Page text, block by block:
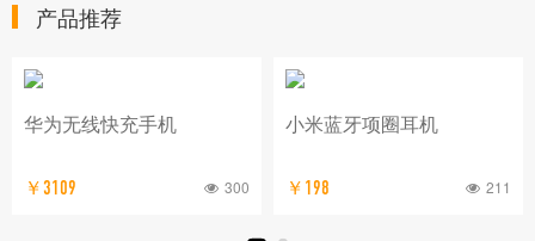
产品推荐
华为无线快充手机
￥3109 300
小米蓝牙项圈耳机
￥198 211